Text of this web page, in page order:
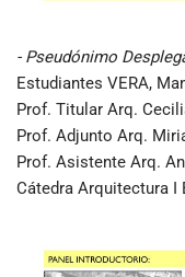
- Pseudónimo
Estudiantes VERA,
Prof. Titular Arq.
Prof. Adjunto Arq.
Prof. Asistente Arq.
Cátedra Arquitectura I